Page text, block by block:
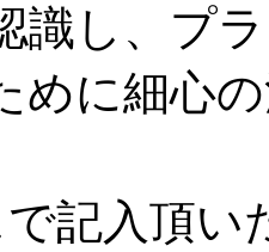
識し、プ
めに細心
記入頂い